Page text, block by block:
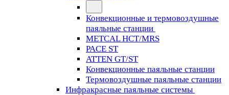
Конвекционные и термовоздушные
паяльные станции
METCAL HCT/MRS
PACE ST
ATTEN GT/ST
Конвекционные паяльные станции
Термовоздушные паяльные станции
Инфракрасные паяльные системы